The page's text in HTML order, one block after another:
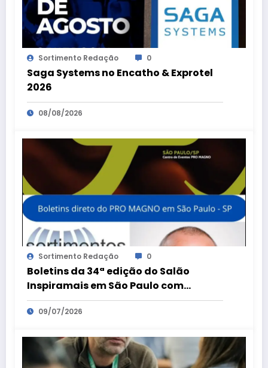
Sortimento Redação 0
Saga Systems no Encatho & Exprotel
2026
08/08/2026
Sortimento Redação 0
Boletins da 34ª edição do Salão
Inspiramais em São Paulo com
Cláudio Alves
09/07/2026